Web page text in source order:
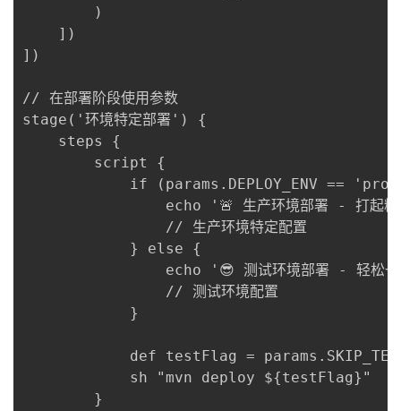
        )
    ])
])
// 在部署阶段使用参数
stage('环境特定部署') {
    steps {
        script {
if (params.DEPLOY_ENV ==
echo '🚨 生产环境部署 - 打起精
                // 生产环境特定配置
            } else {
echo '😎 测试环境部署 - 轻松
                // 测试环境配置
            }
def testFlag =
            sh "mvn deploy ${testFlag}"
        }